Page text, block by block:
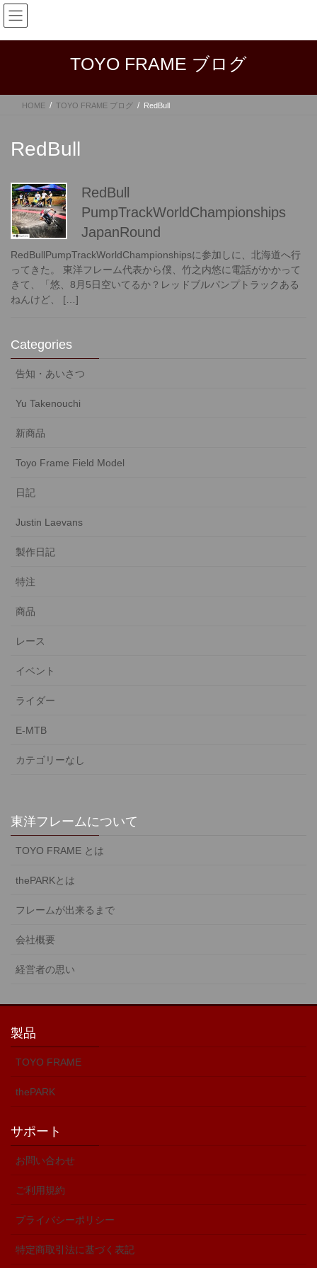
コ
ン
ス
ナ
ビ
ン
TOYO FRAME ブログ
HOME TOYO FRAME ブログ RedBull
RedBull
RedBull
PumpTrackWorldChampionships
JapanRound
RedBullPumpTrackWorldChampionshipsに参加しに、北海道へ行
ってきた。 東洋フレーム代表から僕、竹之内悠に電話がかかって
きて、「悠、8月5日空いてるか？レッドブルパンプトラックある
ねんけど、 […]
Categories
告知・あいさつ
Yu Takenouchi
新商品
Toyo Frame Field Model
日記
Justin Laevans
製作日記
特注
商品
レース
イベント
ライダー
E-MTB
カテゴリーなし
東洋フレームについて
TOYO FRAME とは
thePARKとは
フレームが出来るまで
会社概要
経営者の思い
製品
TOYO FRAME
thePARK
サポート
お問い合わせ
ご利用規約
プライバシーポリシー
特定商取引法に基づく表記